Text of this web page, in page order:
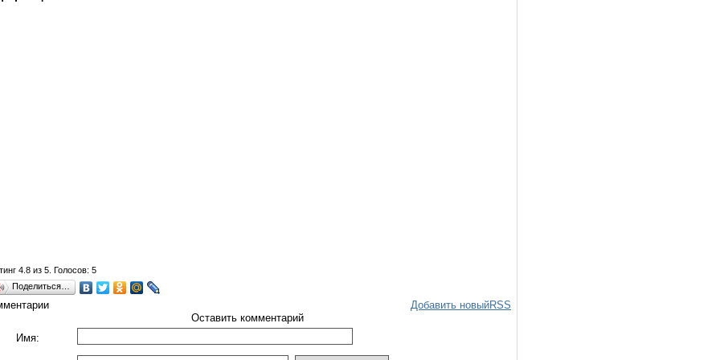
4.8 из 5 . Голосов: 5
Поделиться…
Добавить новыйRSS
Оставить комментарий
Имя: